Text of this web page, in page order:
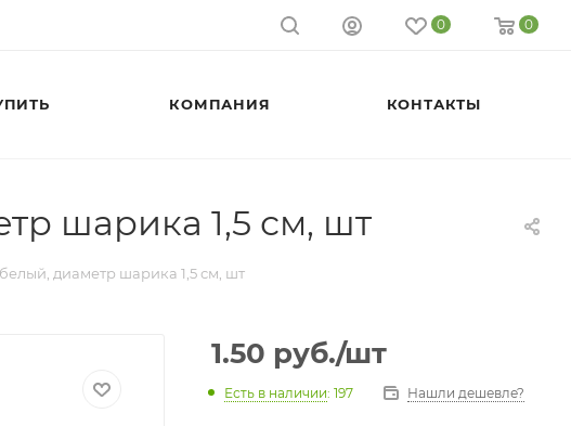
0 0
КОМПАНИЯ КОНТАКТЫ
шарика 1,5 см, шт
диаметр шарика 1,5 см, шт
1.50 руб./шт
Есть в наличии: 197 Нашли дешевле?